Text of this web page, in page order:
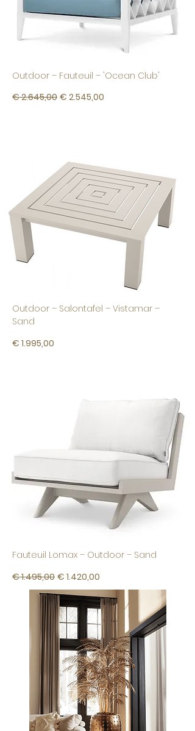
Outdoor – Fauteuil – 'Ocean Club'
Normale prijs
€ 2.645,00 Verkoopprijs
€ 2.545,00
Outdoor – Salontafel – Vistamar –
Sand
Prijs
€ 1.995,00
Fauteuil Lomax – Outdoor – Sand
Normale prijs
€ 1.495,00 Verkoopprijs
€ 1.420,00